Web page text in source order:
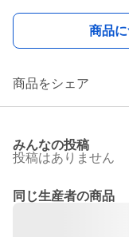
商品
商品をシェア
みんなの投稿
投稿はありません
同じ生産者の商品